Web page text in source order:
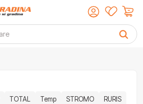
TOTAL Temp STROMO
RURIS